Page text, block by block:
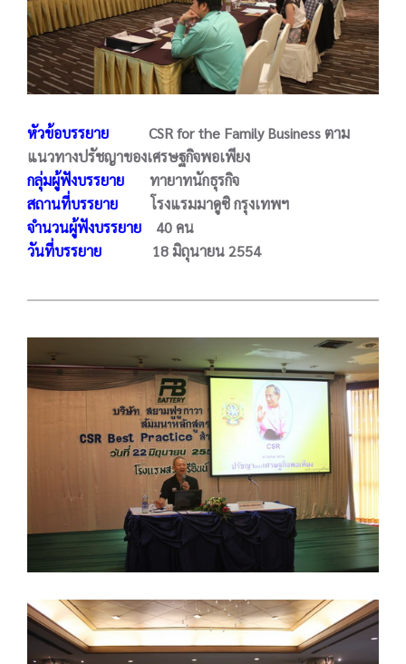
หัวข้อบรรยาย CSR for the Family Business ตาม
แนวทางปรัชญาของเศรษฐกิจพอเพียง
กลุ่มผู้ฟังบรรยาย ทายาทนักธุรกิจ
สถานที่บรรยาย โรงแรมมาดูซิ กรุงเทพฯ
จำนวนผู้ฟังบรรยาย 40 คน
วันที่บรรยาย
18 มิถุนายน 2554